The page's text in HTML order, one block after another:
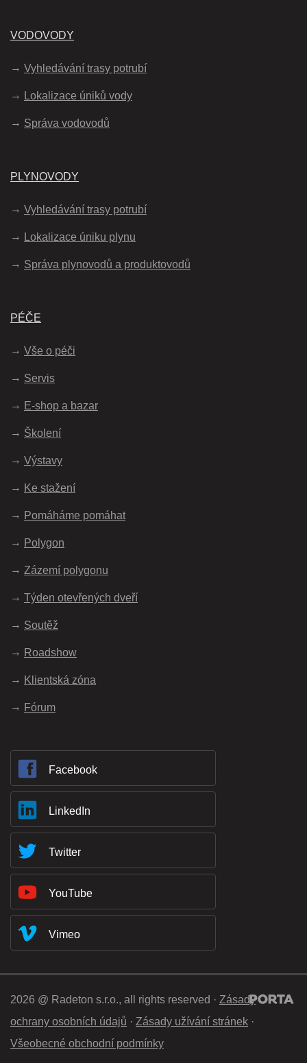
VODOVODY
Vyhledávání trasy potrubí
Lokalizace úniků vody
Správa vodovodů
PLYNOVODY
Vyhledávání trasy potrubí
Lokalizace úniku plynu
Správa plynovodů a produktovodů
PÉČE
Vše o péči
Servis
E-shop a bazar
Školení
Výstavy
Ke stažení
Pomáháme pomáhat
Polygon
Zázemí polygonu
Týden otevřených dveří
Soutěž
Roadshow
Klientská zóna
Fórum
Facebook
LinkedIn
Twitter
YouTube
Vimeo
2026 @ Radeton s.r.o., all rights reserved · Zásady
ochrany osobních údajů · Zásady užívání stránek ·
Všeobecné obchodní podmínky